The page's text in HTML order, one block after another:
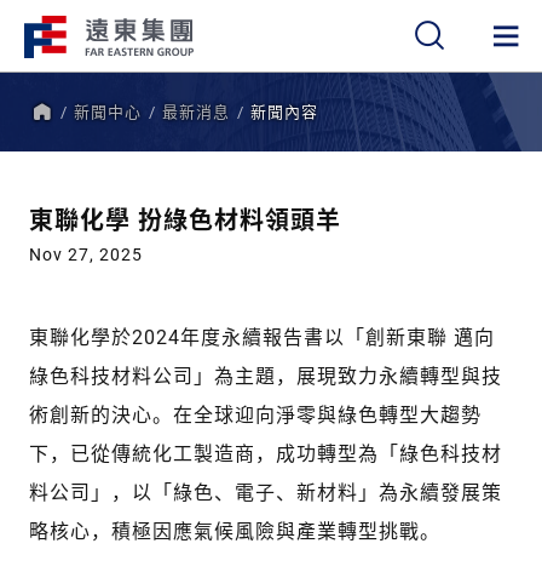
新聞中心 最新消息 新聞內容
東聯化學 扮綠色材料領頭羊
Nov 27, 2025
東聯化學於2024年度永續報告書以「創新東聯 邁向
綠色科技材料公司」為主題，展現致力永續轉型與技
術創新的決心。在全球迎向淨零與綠色轉型大趨勢
下，已從傳統化工製造商，成功轉型為「綠色科技材
料公司」，以「綠色、電子、新材料」為永續發展策
略核心，積極因應氣候風險與產業轉型挑戰。